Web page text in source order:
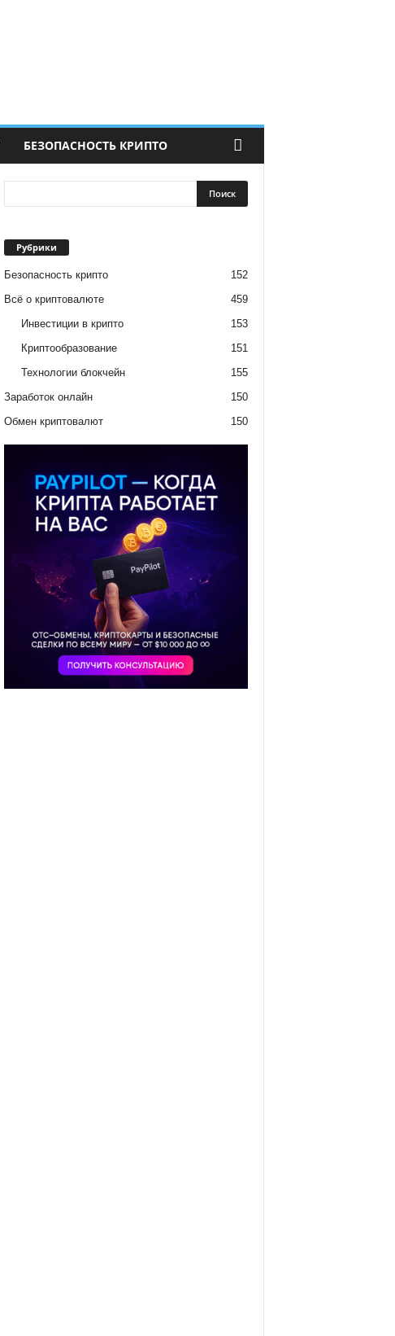
БЕЗОПАСНОСТЬ КРИПТО
Рубрики
Безопасность крипто
152
Всё о криптовалюте
459
Инвестиции в крипто
153
Криптообразование
151
Технологии блокчейн
155
Заработок онлайн
150
Обмен криптовалют
150